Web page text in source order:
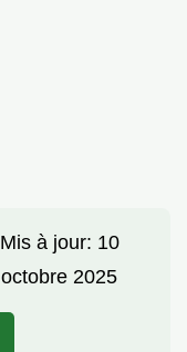
Mis à jour: 10
octobre 2025